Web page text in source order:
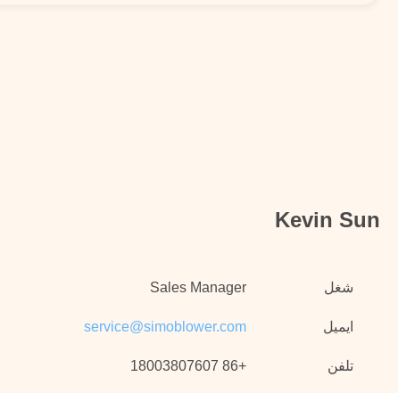
Kevin Sun
شغل Sales Manager
ایمیل service@simoblower.com
تلفن +86 18003807607